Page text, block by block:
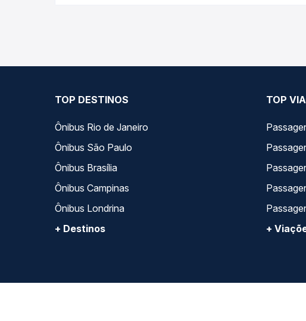
TOP DESTINOS
Ônibus Rio de Janeiro
Ônibus São Paulo
Ônibus Brasília
Ônibus Campinas
Ônibus Londrina
+ Destinos
TOP
+